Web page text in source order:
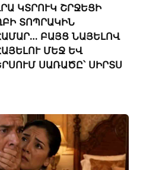
ԿՏՐՈՒԿ ՇՐՋԵՑԻ
ՏՈՊՐԱԿԻՆ
ԲԱՅՑ ՆԱՅԵԼՈՎ
ՄԵՋ ԵՎ
ՍԱՌԱԾԸ՝ ՍԻՐՏՍ